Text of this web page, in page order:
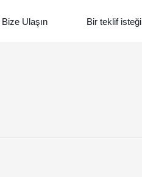
Bize Ulaşın Bir teklif isteği